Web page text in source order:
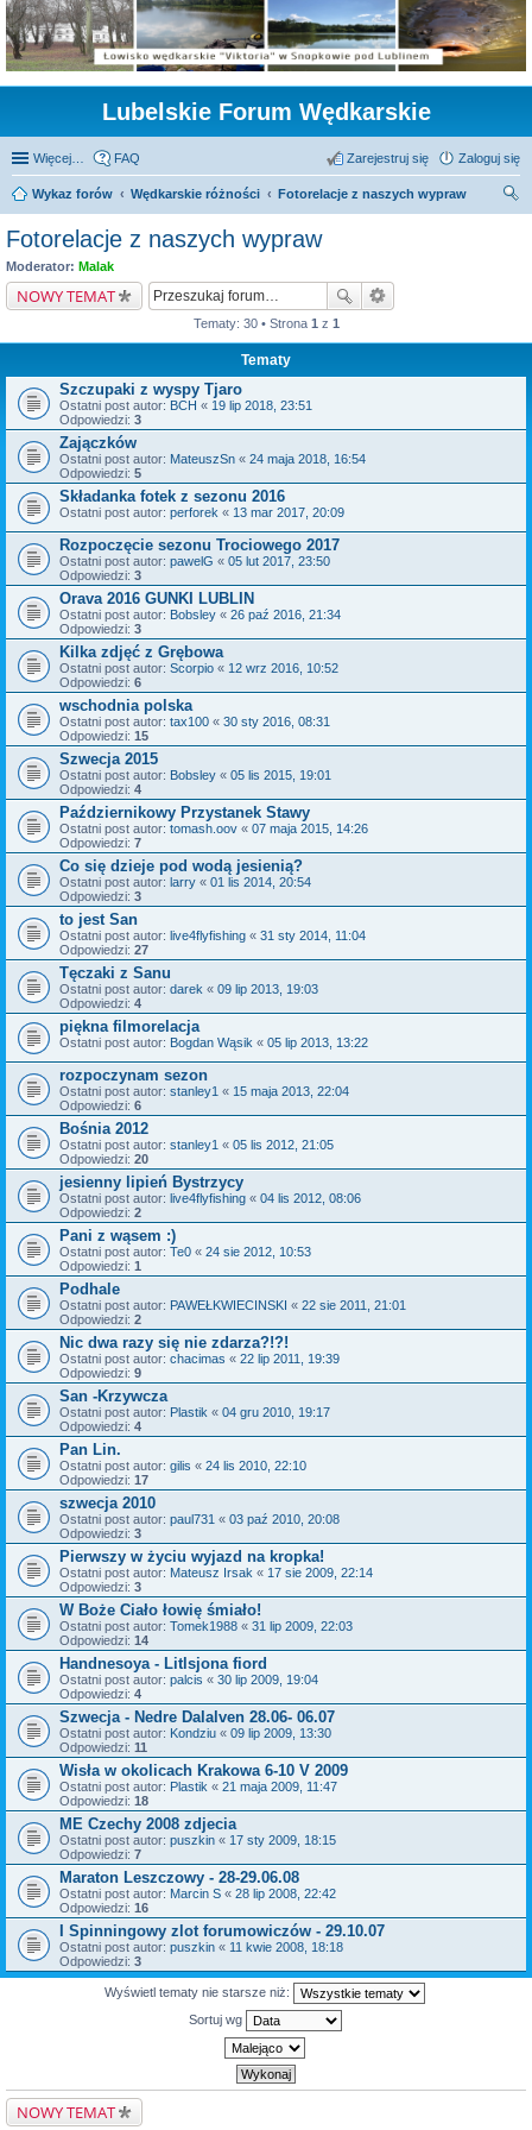
Lubelskie Forum Wędkarskie
Więcej… FAQ Zaloguj się
Zarejestruj się
Wykaz forów Wędkarskie różności
Fotorelacje z naszych wypraw
Fotorelacje z naszych wypraw
Moderator: Malak
NOWY TEMAT
Tematy: 30 • Strona 1 z 1
Tematy
Szczupaki z wyspy Tjaro
Ostatni post autor: BCH « 19 lip 2018, 23:51
Odpowiedzi: 3
Zajączków
Ostatni post autor: MateuszSn « 24 maja 2018, 16:54
Odpowiedzi: 5
Składanka fotek z sezonu 2016
Ostatni post autor: perforek « 13 mar 2017, 20:09
Rozpoczęcie sezonu Trociowego 2017
Ostatni post autor: pawelG « 05 lut 2017, 23:50
Odpowiedzi: 3
Orava 2016 GUNKI LUBLIN
Ostatni post autor: Bobsley « 26 paź 2016, 21:34
Odpowiedzi: 3
Kilka zdjęć z Grębowa
Ostatni post autor: Scorpio « 12 wrz 2016, 10:52
Odpowiedzi: 6
wschodnia polska
Ostatni post autor: tax100 « 30 sty 2016, 08:31
Odpowiedzi: 15
Szwecja 2015
Ostatni post autor: Bobsley « 05 lis 2015, 19:01
Odpowiedzi: 4
Październikowy Przystanek Stawy
Ostatni post autor: tomash.oov « 07 maja 2015, 14:26
Odpowiedzi: 7
Co się dzieje pod wodą jesienią?
Ostatni post autor: larry « 01 lis 2014, 20:54
Odpowiedzi: 3
to jest San
Ostatni post autor: live4flyfishing « 31 sty 2014, 11:04
Odpowiedzi: 27
Tęczaki z Sanu
Ostatni post autor: darek « 09 lip 2013, 19:03
Odpowiedzi: 4
piękna filmorelacja
Ostatni post autor: Bogdan Wąsik « 05 lip 2013, 13:22
rozpoczynam sezon
Ostatni post autor: stanley1 « 15 maja 2013, 22:04
Odpowiedzi: 6
Bośnia 2012
Ostatni post autor: stanley1 « 05 lis 2012, 21:05
Odpowiedzi: 20
jesienny lipień Bystrzycy
Ostatni post autor: live4flyfishing « 04 lis 2012, 08:06
Odpowiedzi: 2
Pani z wąsem :)
Ostatni post autor: Te0 « 24 sie 2012, 10:53
Odpowiedzi: 1
Podhale
Ostatni post autor: PAWEŁKWIECINSKI « 22 sie 2011, 21:01
Odpowiedzi: 2
Nic dwa razy się nie zdarza?!?!
Ostatni post autor: chacimas « 22 lip 2011, 19:39
Odpowiedzi: 9
San -Krzywcza
Ostatni post autor: Plastik « 04 gru 2010, 19:17
Odpowiedzi: 4
Pan Lin.
Ostatni post autor: gilis « 24 lis 2010, 22:10
Odpowiedzi: 17
szwecja 2010
Ostatni post autor: paul731 « 03 paź 2010, 20:08
Odpowiedzi: 3
Pierwszy w życiu wyjazd na kropka!
Ostatni post autor: Mateusz Irsak « 17 sie 2009, 22:14
Odpowiedzi: 3
W Boże Ciało łowię śmiało!
Ostatni post autor: Tomek1988 « 31 lip 2009, 22:03
Odpowiedzi: 14
Handnesoya - Litlsjona fiord
Ostatni post autor: palcis « 30 lip 2009, 19:04
Odpowiedzi: 4
Szwecja - Nedre Dalalven 28.06- 06.07
Ostatni post autor: Kondziu « 09 lip 2009, 13:30
Odpowiedzi: 11
Wisła w okolicach Krakowa 6-10 V 2009
Ostatni post autor: Plastik « 21 maja 2009, 11:47
Odpowiedzi: 18
ME Czechy 2008 zdjecia
Ostatni post autor: puszkin « 17 sty 2009, 18:15
Odpowiedzi: 7
Maraton Leszczowy - 28-29.06.08
Ostatni post autor: Marcin S « 28 lip 2008, 22:42
Odpowiedzi: 16
I Spinningowy zlot forumowiczów - 29.10.07
Ostatni post autor: puszkin « 11 kwie 2008, 18:18
Odpowiedzi: 3
Wyświetl tematy nie starsze niż:
Sortuj wg
NOWY TEMAT